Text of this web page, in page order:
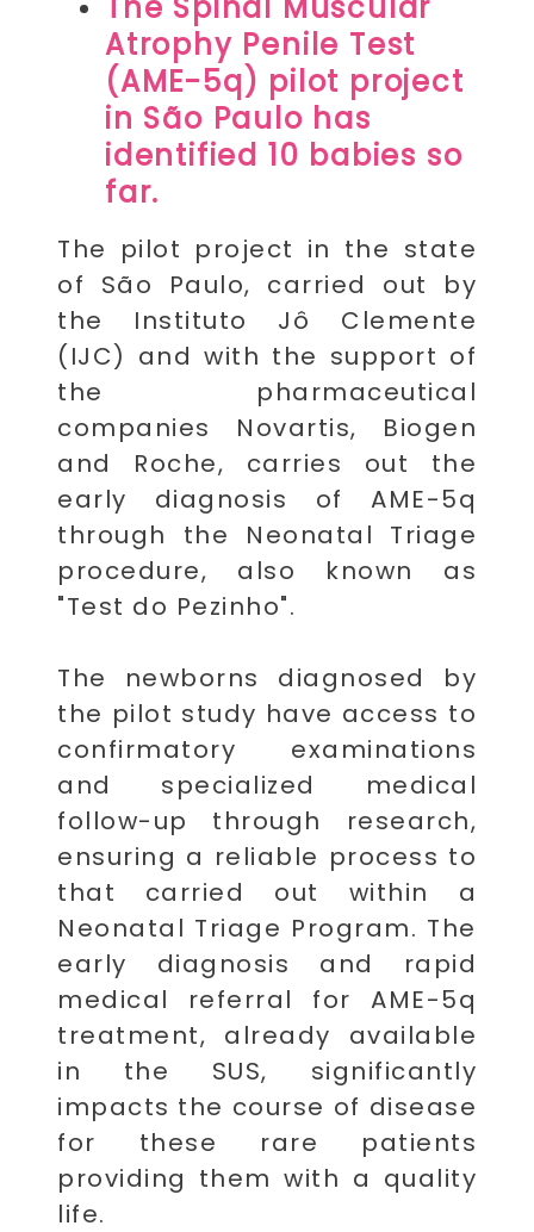
Atrophy Penile Test
(AME-5q) pilot project
in São Paulo has
identified 10 babies so
far.
The pilot project in the state
of São Paulo, carried out by
the Instituto Jô Clemente
(IJC) and with the support of
the pharmaceutical
companies Novartis, Biogen
and Roche, carries out the
early diagnosis of AME-5q
through the Neonatal Triage
procedure, also known as
"Test do Pezinho".
The newborns diagnosed by
the pilot study have access to
confirmatory examinations
and specialized medical
follow-up through research,
ensuring a reliable process to
that carried out within a
Neonatal Triage Program. The
early diagnosis and rapid
medical referral for AME-5q
treatment, already available
in the SUS, significantly
impacts the course of disease
for these rare patients
providing them with a quality
life.